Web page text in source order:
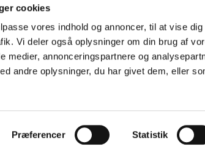
cookies
vores indhold og annoncer, til at vise
Vi deler også oplysninger om din brug af
medier, annonceringspartnere og
andre oplysninger, du har givet dem, eller
Præferencer Statistik
Tilgængelighedserklæring